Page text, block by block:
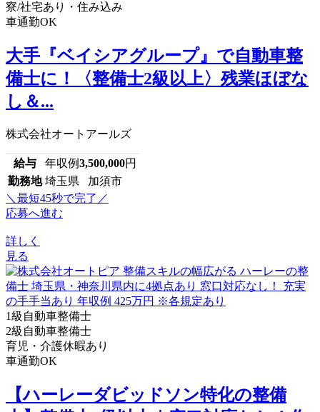
寮/社宅あり・住み込み
車通勤OK
大手『ベイシアグループ』で自動車整
備士に！〈整備士2級以上〉残業ほぼな
し＆...
株式会社オートアールズ
給与 年収例3,500,000円
勤務地 埼玉県 加須市
＼最短45秒で完了／
応募へ進む
詳しく
見る
1級自動車整備士
2級自動車整備士
育児・介護休暇あり
車通勤OK
【ハーレーダビッドソン特化の整備